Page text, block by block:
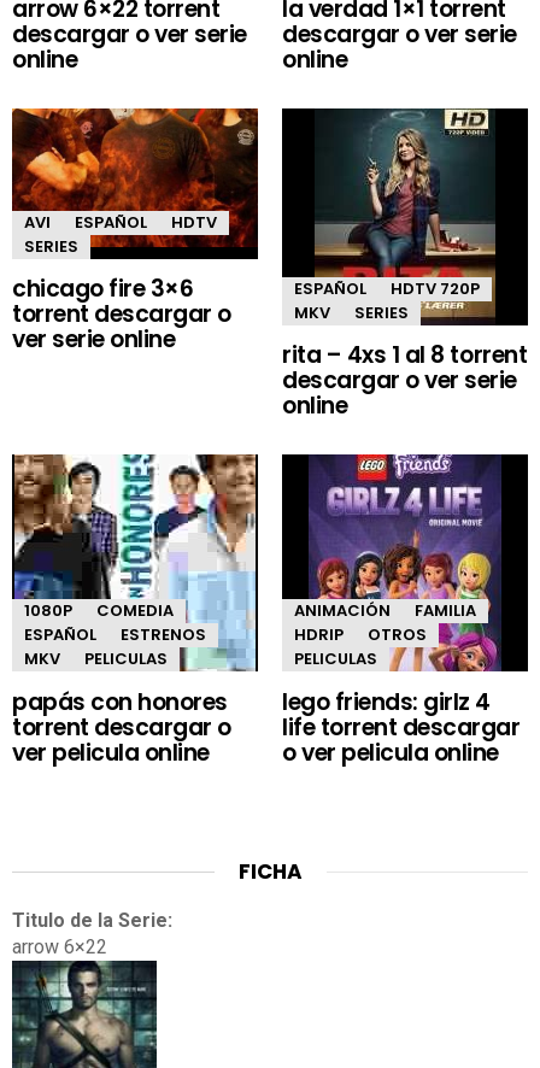
arrow 6×22 torrent
descargar o ver serie
online
la verdad 1×1 torrent
descargar o ver serie
online
AVI ESPAÑOL
HDTV
SERIES
chicago fire 3×6
torrent descargar o
ver serie online
ESPAÑOL
HDTV 720P
MKV
SERIES
rita – 4xs 1 al 8 torrent
descargar o ver serie
online
1080P
COMEDIA
ESPAÑOL
ESTRENOS
MKV
PELICULAS
papás con honores
torrent descargar o
ver pelicula online
ANIMACIÓN
FAMILIA
HDRIP
OTROS
PELICULAS
lego friends: girlz 4
life torrent descargar
o ver pelicula online
FICHA
Titulo de la Serie:
arrow 6×22